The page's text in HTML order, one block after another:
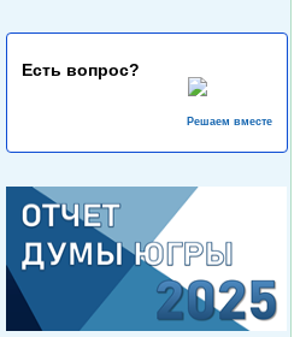
Есть вопрос?
Решаем вместе